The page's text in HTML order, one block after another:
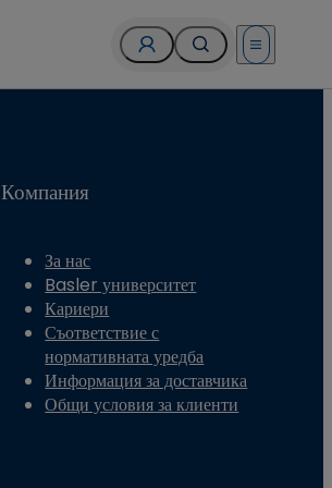
Open menu
Компания
За нас
Basler университет
Кариери
Съответствие с
нормативната уредба
Информация за доставчика
Общи условия за клиенти